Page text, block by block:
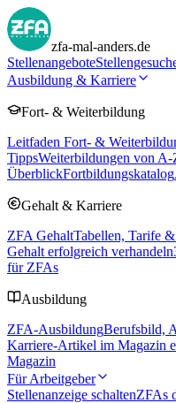
zfa-mal-anders.de
Stellenangebote
Ausbildung & Karriere
Fort- & Weiterbildung
Leitfaden Fort- &
TippsWeiterbildungen von A-
ÜberblickFortbildungskatalog
Gehalt & Karriere
ZFA GehaltTabellen, Tarife
Gehalt erfolgreich verhandeln
für ZFAs
Ausbildung
ZFA-AusbildungBerufsbild,
Karriere-Artikel im Magazin
Magazin
Für Arbeitgeber
Stellenanzeige schaltenZFAs